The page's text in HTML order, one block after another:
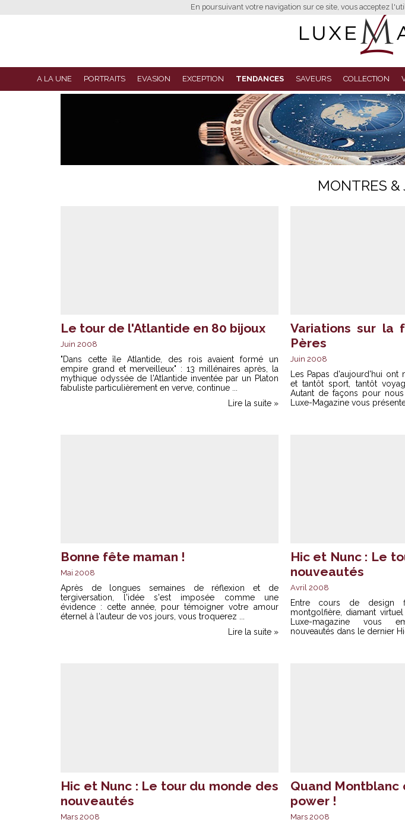
En poursuivant votre navigation sur ce site, vous acceptez
A LA UNE PORTRAITS EVASION EXCEPTION TENDANCES SAVEURS COLLECTION
MONTRES &
Le tour de l'Atlantide en 80 bijoux
Juin 2008
"Dans cette île Atlantide, des rois avaient formé un
empire grand et merveilleux" : 13 millénaires après, la
mythique odyssée de l'Atlantide inventée par un Platon
fabuliste particulièrement en verve, continue ...
Lire la suite »
Variations sur la
Pères
Juin 2008
Les Papas d'aujourd'hui
et tantôt sport, tantôt
Autant de façons pour
Luxe-Magazine vous
Bonne fête maman !
Mai 2008
Après de longues semaines de réflexion et de
tergiversation, l'idée s'est imposée comme une
évidence : cette année, pour témoigner votre amour
éternel à l'auteur de vos jours, vous troquerez ...
Lire la suite »
Hic et Nunc : Le
nouveautés
Avril 2008
Entre cours de design
montgolfière, diamant
Luxe-magazine vous
nouveautés dans le dernier
Hic et Nunc : Le tour du monde des
nouveautés
Mars 2008
Quand Montblanc
power !
Mars 2008